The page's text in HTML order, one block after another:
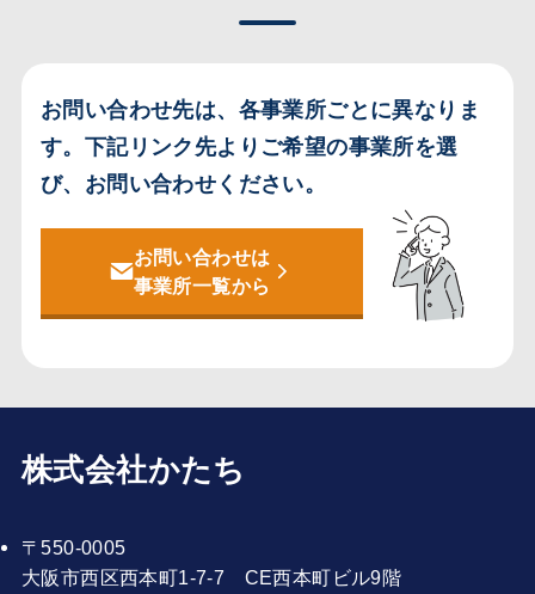
お問い合わせ先は、各事業所ごとに異なりま
す。 下記リンク先よりご希望の事業所を選
び、お問い合わせください。
お問い合わせは
事業所一覧から
株式会社かたち
〒550-0005
大阪市西区西本町1-7-7 CE西本町ビル9階